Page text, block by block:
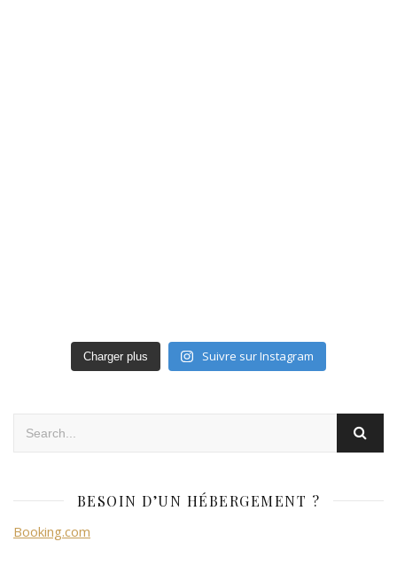
Charger plus Suivre sur Instagram
BESOIN D’UN HÉBERGEMENT ?
Booking.com